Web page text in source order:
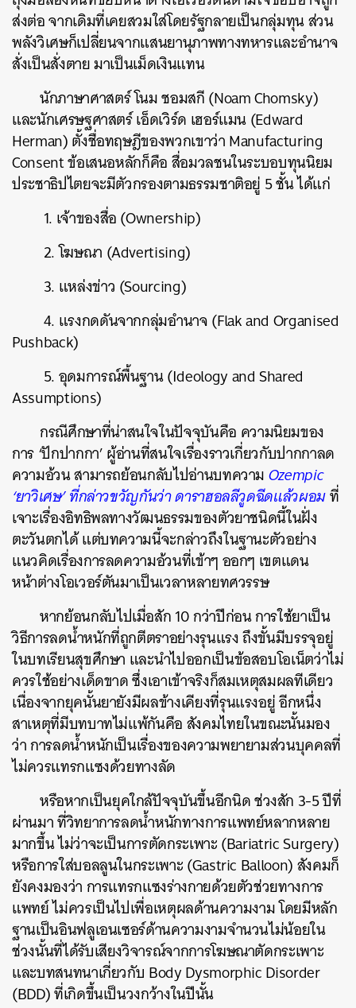
ส่งต่อ จากเดิมที่เคยสวมใส่โดยรัฐกลายเป็นกลุ่มทุน ส่วน
พลังวิเศษก็เปลี่ยนจากแสนยานุภาพทางทหารและอำนาจ
สั่งเป็นสั่งตาย มาเป็นเม็ดเงินแทน
นักภาษาศาสตร์ โนม ชอมสกี (Noam Chomsky)
และนักเศรษฐศาสตร์ เอ็ดเวิร์ด เฮอร์แมน (Edward
Herman) ตั้งชื่อทฤษฎีของพวกเขาว่า Manufacturing
Consent ข้อเสนอหลักก็คือ สื่อมวลชนในระบอบทุนนิยม
ประชาธิปไตยจะมีตัวกรองตามธรรมชาติอยู่ 5 ชั้น ได้แก่
1. เจ้าของสื่อ (Ownership)
2. โฆษณา (Advertising)
3. แหล่งข่าว (Sourcing)
4. แรงกดดันจากกลุ่มอำนาจ (Flak and Organised
Pushback)
5. อุดมการณ์พื้นฐาน (Ideology and Shared
Assumptions)
กรณีศึกษาที่น่าสนใจในปัจจุบันคือ ความนิยมของ
การ ‘ปักปากกา’ ผู้อ่านที่สนใจเรื่องราวเกี่ยวกับปากกาลด
ความอ้วน สามารถย้อนกลับไปอ่านบทความOzempic
‘ยาวิเศษ’ ที่กล่าวขวัญกันว่า ดาราฮอลลีวูดฉีดแล้วผอมที่
เจาะเรื่องอิทธิพลทางวัฒนธรรมของตัวยาชนิดนี้ในฝั่ง
ตะวันตกได้ แต่บทความนี้จะกล่าวถึงในฐานะตัวอย่าง
แนวคิดเรื่องการลดความอ้วนที่เข้าๆ ออกๆ เขตแดน
หน้าต่างโอเวอร์ตันมาเป็นเวลาหลายทศวรรษ
หากย้อนกลับไปเมื่อสัก 10 กว่าปีก่อน การใช้ยาเป็น
วิธีการลดน้ำหนักที่ถูกตีตราอย่างรุนแรง ถึงขั้นมีบรรจุอยู่
ในบทเรียนสุขศึกษา และนำไปออกเป็นข้อสอบโอเน็ตว่าไม่
ควรใช้อย่างเด็ดขาด ซึ่งเอาเข้าจริงก็สมเหตุสมผลทีเดียว
เนื่องจากยุคนั้นยายังมีผลข้างเคียงที่รุนแรงอยู่ อีกหนึ่ง
สาเหตุที่มีบทบาทไม่แพ้กันคือ สังคมไทยในขณะนั้นมอง
ว่า การลดน้ำหนักเป็นเรื่องของความพยายามส่วนบุคคลที่
ไม่ควรแทรกแซงด้วยทางลัด
หรือหากเป็นยุคใกล้ปัจจุบันขึ้นอีกนิด ช่วงสัก 3-5 ปีที่
ผ่านมา ที่วิทยาการลดน้ำหนักทางการแพทย์หลากหลาย
มากขึ้น ไม่ว่าจะเป็นการตัดกระเพาะ (Bariatric Surgery)
หรือการใส่บอลลูนในกระเพาะ (Gastric Balloon) สังคมก็
ยังคงมองว่า การแทรกแซงร่างกายด้วยตัวช่วยทางการ
แพทย์ ไม่ควรเป็นไปเพื่อเหตุผลด้านความงาม โดยมีหลัก
ฐานเป็นอินฟลูเอนเซอร์ด้านความงามจำนวนไม่น้อยใน
ช่วงนั้นที่ได้รับเสียงวิจารณ์จากการโฆษณาตัดกระเพาะ
และบทสนทนาเกี่ยวกับ Body Dysmorphic Disorder
(BDD) ที่เกิดขึ้นเป็นวงกว้างในปีนั้น
SHARE